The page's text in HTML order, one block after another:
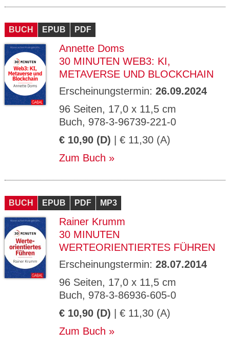
BUCH EPUB PDF
Annette Doms
30 MINUTEN WEB3: KI,
METAVERSE UND BLOCKCHAIN
Erscheinungstermin: 26.09.2024
96 Seiten, 17,0 x 11,5 cm
Buch, 978-3-96739-221-0
€ 10,90 (D) | € 11,30 (A)
Zum Buch
BUCH EPUB PDF MP3
Rainer Krumm
30 MINUTEN
WERTEORIENTIERTES FÜHREN
Erscheinungstermin: 28.07.2014
96 Seiten, 17,0 x 11,5 cm
Buch, 978-3-86936-605-0
€ 10,90 (D) | € 11,30 (A)
Zum Buch